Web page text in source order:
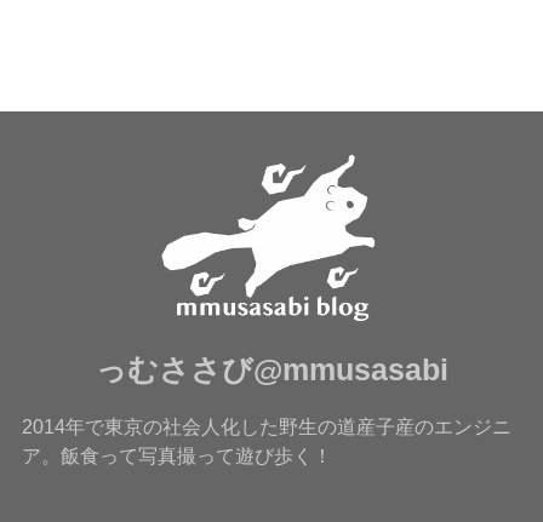
っむささび@mmusasabi
2014年で東京の社会人化した野生の道産子産のエンジニ
ア。飯食って写真撮って遊び歩く！